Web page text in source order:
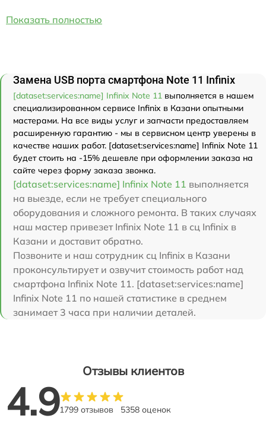
Показать полностью
Замена USB порта смартфона Note 11 Infinix
[dataset:services:name] Infinix Note 11 выполняется в нашем
специализированном сервисе Infinix в Казани опытными
мастерами. На все виды услуг и запчасти предоставляем
расширенную гарантию - мы в сервисном центр уверены в
качестве наших работ. [dataset:services:name] Infinix Note 11
будет стоить на -15% дешевле при оформлении заказа на
сайте через форму заказа звонка.
[dataset:services:name] Infinix Note 11 выполняется
на выезде, если не требует специального
оборудования и сложного ремонта. В таких случаях
наш мастер привезет Infinix Note 11 в сц Infinix в
Казани и доставит обратно.
Позвоните и наш сотрудник сц Infinix в Казани
проконсультирует и озвучит стоимость работ над
смартфона Infinix Note 11. [dataset:services:name]
Infinix Note 11 по нашей статистике в среднем
занимает 3 часа при наличии деталей.
Отзывы клиентов
4.91799 отзывов 5358 оценок